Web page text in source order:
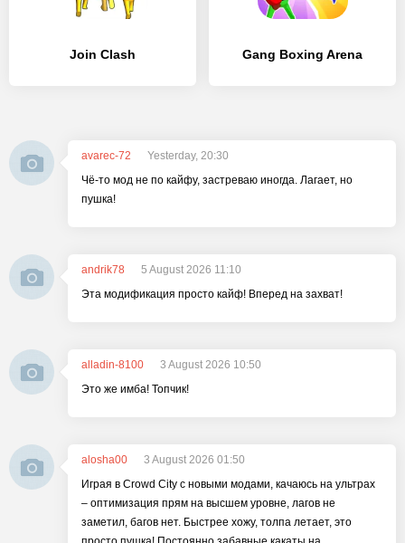
Join Clash Gang Boxing Arena
avarec-72
Yesterday, 20:30
Чё-то мод не по кайфу, застреваю иногда. Лагает, но
пушка!
andrik78
5 August 2026 11:10
Эта модификация просто кайф! Вперед на захват!
alladin-8100
3 August 2026 10:50
Это же имба! Топчик!
alosha00
3 August 2026 01:50
Играя в Crowd City с новыми модами, качаюсь на ультрах
– оптимизация прям на высшем уровне, лагов не
заметил, багов нет. Быстрее хожу, толпа летает, это